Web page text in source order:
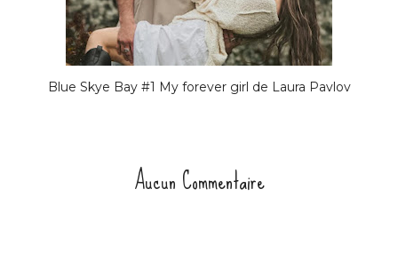
Blue Skye Bay #1 My forever girl de Laura Pavlov
Aucun Commentaire